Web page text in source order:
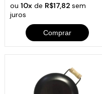
ou10x de R$17,82sem
juros
Comprar